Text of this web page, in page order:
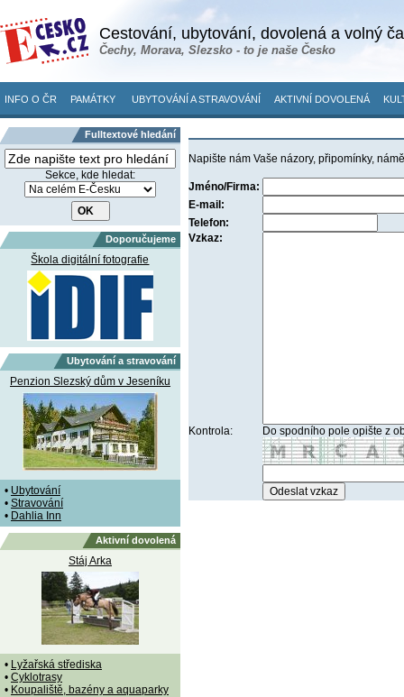
Cestování, ubytování, dovolená a volný
Čechy, Morava, Slezsko - to je naše Česko
INFO O ČR PAMÁTKY UBYTOVÁNÍ A STRAVOVÁNÍ AKTIVNÍ DOVOLENÁ
Fulltextové hledání
Sekce, kde hledat:
Doporučujeme
Škola digitální fotografie
Ubytování a stravování
Penzion Slezský dům v Jeseníku
• Ubytování
• Stravování
• Dahlia Inn
Aktivní dovolená
Stáj Arka
• Lyžařská střediska
• Cyklotrasy
• Koupaliště, bazény a aquaparky
Napište nám Vaše názory, připomínky,
Jméno/Firma:
E-mail:
Telefon:
Vzkaz:
Kontrola: Do spodního pole opište z